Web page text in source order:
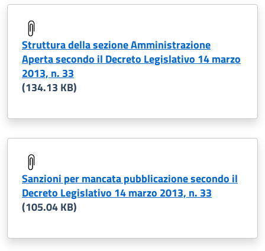
Struttura della sezione Amministrazione
Aperta secondo il Decreto Legislativo 14 marzo
2013, n. 33
(134.13 KB)
Sanzioni per mancata pubblicazione secondo il
Decreto Legislativo 14 marzo 2013, n. 33
(105.04 KB)